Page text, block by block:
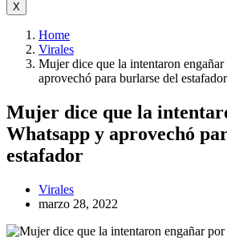
X
Home
Virales
Mujer dice que la intentaron
aprovechó para burlarse del estafador
Mujer dice que la
Whatsapp y aprovechó
estafador
Virales
marzo 28, 2022